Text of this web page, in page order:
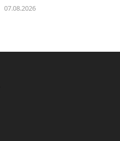
07.08.2026